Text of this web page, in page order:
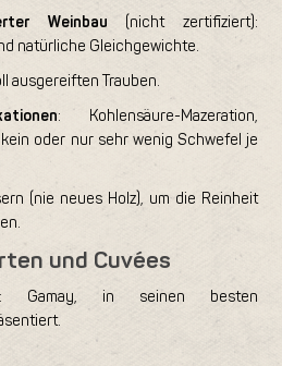
Weinbau (nicht zertifiziert):
natürliche Gleichgewichte.
ausgereiften Trauben.
: Kohlensäure-Mazeration,
oder nur sehr wenig Schwefel je
(nie neues Holz), um die Reinheit
und Cuvées
: Gamay, in seinen besten